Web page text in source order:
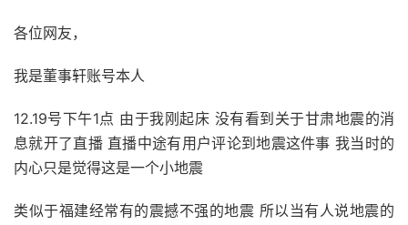
各位网友，
我是董事轩账号本人
12.19号下午1点 由于我刚起床 没有看到关于甘肃地震的消
息就开了直播 直播中途有用户评论到地震这件事 我当时的
内心只是觉得这是一个小地震
类似于福建经常有的震撼不强的地震 所以当有人说地震的